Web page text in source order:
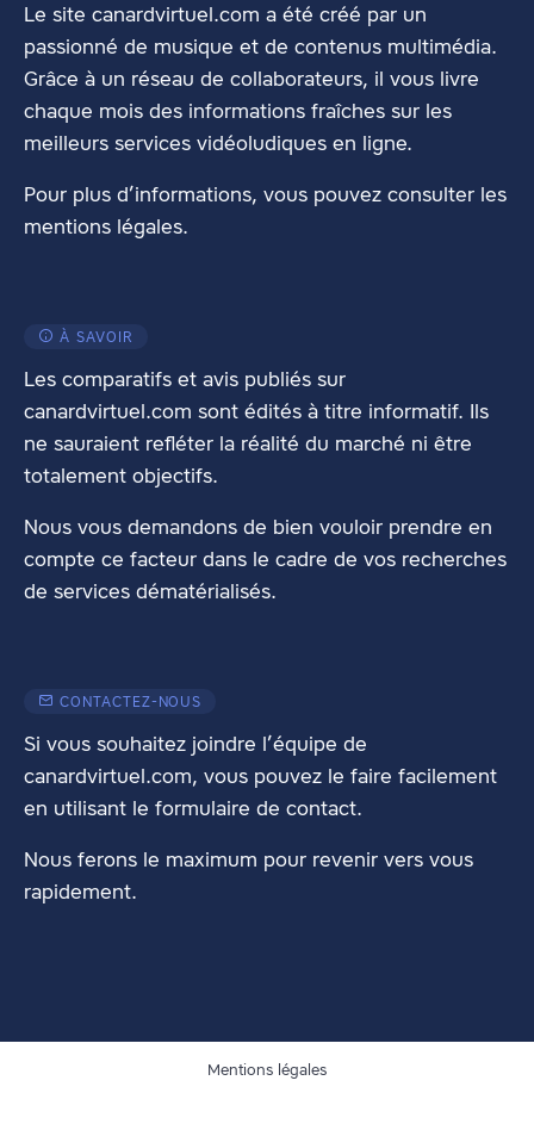
Le site canardvirtuel.com a été créé par un
passionné de musique et de contenus multimédia.
Grâce à un réseau de collaborateurs, il vous livre
chaque mois des informations fraîches sur les
meilleurs services vidéoludiques en ligne.
Pour plus d’informations, vous pouvez consulter les
mentions légales.
À SAVOIR
Les comparatifs et avis publiés sur
canardvirtuel.com sont édités à titre informatif. Ils
ne sauraient refléter la réalité du marché ni être
totalement objectifs.
Nous vous demandons de bien vouloir prendre en
compte ce facteur dans le cadre de vos recherches
de services dématérialisés.
CONTACTEZ-NOUS
Si vous souhaitez joindre l’équipe de
canardvirtuel.com, vous pouvez le faire facilement
en utilisant le formulaire de contact.
Nous ferons le maximum pour revenir vers vous
rapidement.
Mentions légales